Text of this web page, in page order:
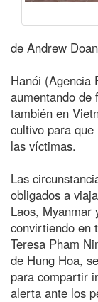
de Andrew
Hanói (Agencia
aumentando de
también en
cultivo para
las víctimas.
Las
obligados a
Laos, Myanmar
convirtiendo en
Teresa Pham
de Hung Hoa,
para compartir
alerta ante los